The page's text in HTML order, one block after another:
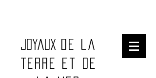
Joyaux
de la
terre et de